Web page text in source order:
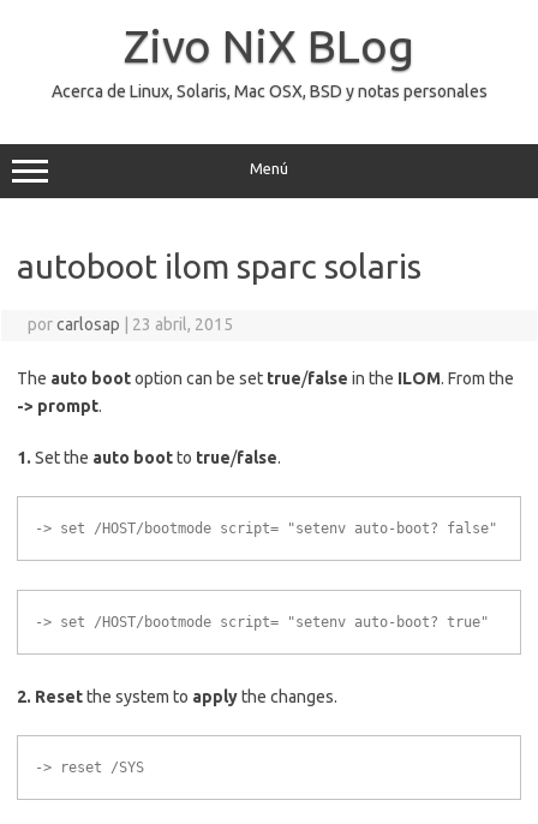
Zivo NiX BLog
Acerca de Linux, Solaris, Mac OSX, BSD y notas personales
Menú
autoboot ilom sparc solaris
porcarlosap 23 abril, 2015
The auto bootoption can be set true/false in the ILOM. From the
-> prompt.
1. Set the auto bootto true/false.
-> set /HOST/bootmode script= "setenv auto-boot? false"
-> set /HOST/bootmode script= "setenv auto-boot? true"
2. Resetthe system to applythe changes.
-> reset /SYS